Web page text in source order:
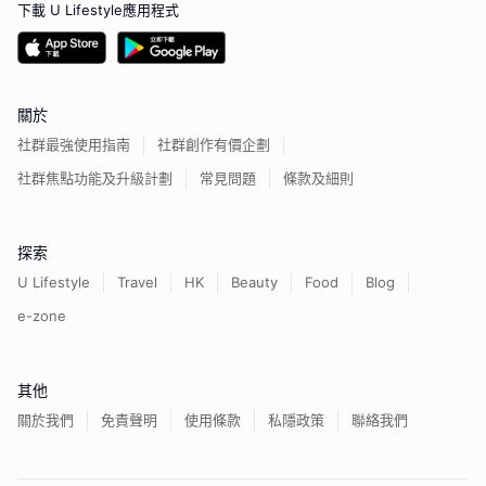
下載 U Lifestyle應用程式
關於
社群最強使用指南
社群創作有價企劃
社群焦點功能及升級計劃
常見問題 條款及細則
探索
U Lifestyle Travel HK Beauty Food
Blog
e-zone
其他
關於我們 免責聲明 使用條款 私隱政策 聯絡我們